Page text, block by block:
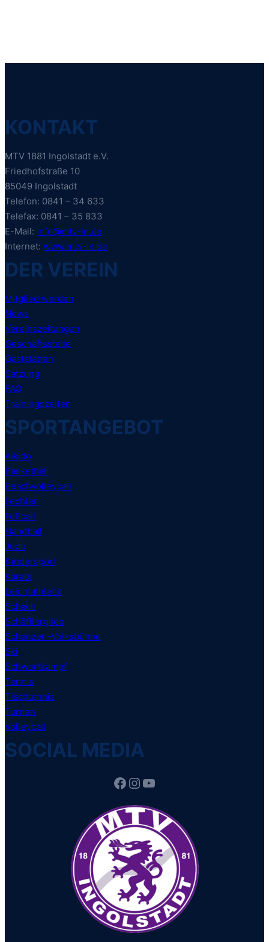
KONTAKT
MTV 1881 Ingolstadt e.V.
Friedhofstraße 10
85049 Ingolstadt
Telefon: 0841 – 34 633
Telefax: 0841 – 35 833
E-Mail: info@mtv-in.de
Internet: www.mtv-in.de
DER VEREIN
Mitglied werden
News
Vereinszeitungen
Geschäftsstelle
Gaststätten
Satzung
FAQ
Trainingszeiten
SPORTANGEBOT
Aikido
Basketball
Beachvolleyball
Fechten
Fußball
Handball
Judo
Kindersport
Karate
Leichtathletik
Schach
Schäfflergilde
Schanzer -Volksbühne
Ski
Schwertkampf
Tennis
Tischtennis
Turnen
Volleyball
SOCIAL MEDIA
Facebook Instagram YouTube